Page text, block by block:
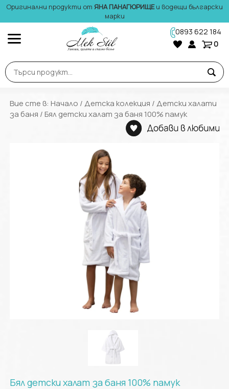
Оригинални продукти от ЯНА ПАНАГЮРИЩЕи водещи български
марки
0893 622 184
0
Вие сте в: Начало /Детска колекция /Детски халати
за баня / Бял детски халат за баня 100% памук
Бял детски халат за баня 100% памук